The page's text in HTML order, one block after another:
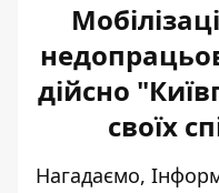
дійсно
своїх
Нагадаємо,